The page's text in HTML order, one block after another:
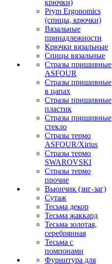
крючки)
Prym Ergonomics
(спицы, крючки)
Вязальные
принадлежности
Крючки вязальные
Спицы вязальные
Стразы пришивные
ASFOUR
Стразы пришивные
в цапах
Стразы пришивные
пластик
Стразы пришивные
стекло
Стразы термо
ASFOUR/Xirius
Стразы термо
SWAROVSKI
Стразы термо
прочие
Вьюнчик (зиг-заг)
Сутаж
Тесьма декор
Тесьма жаккард
Тесьма золотая,
серебрянная
Тесьма с
помпонами
Фурнитура для